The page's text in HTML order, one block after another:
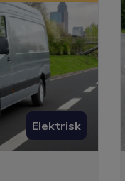
Elektrisk